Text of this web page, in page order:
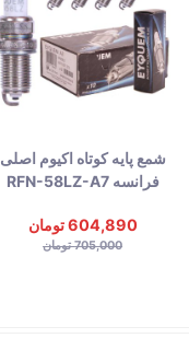
شمع پایه کوتاه اکیوم اصلی
فرانسه RFN-58LZ-A7
604,890 تومان
705,000 تومان